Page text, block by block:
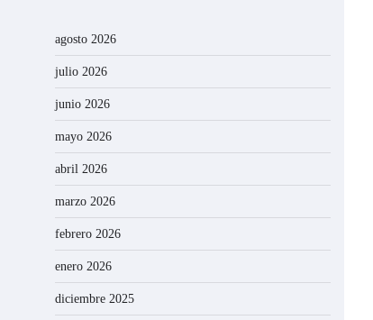
agosto 2026
julio 2026
junio 2026
mayo 2026
abril 2026
marzo 2026
febrero 2026
enero 2026
diciembre 2025